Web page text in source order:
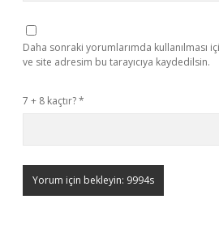
Daha sonraki yorumlarımda kullanılması
ve site adresim bu tarayıcıya kaydedilsin.
7 + 8 kaçtır?*